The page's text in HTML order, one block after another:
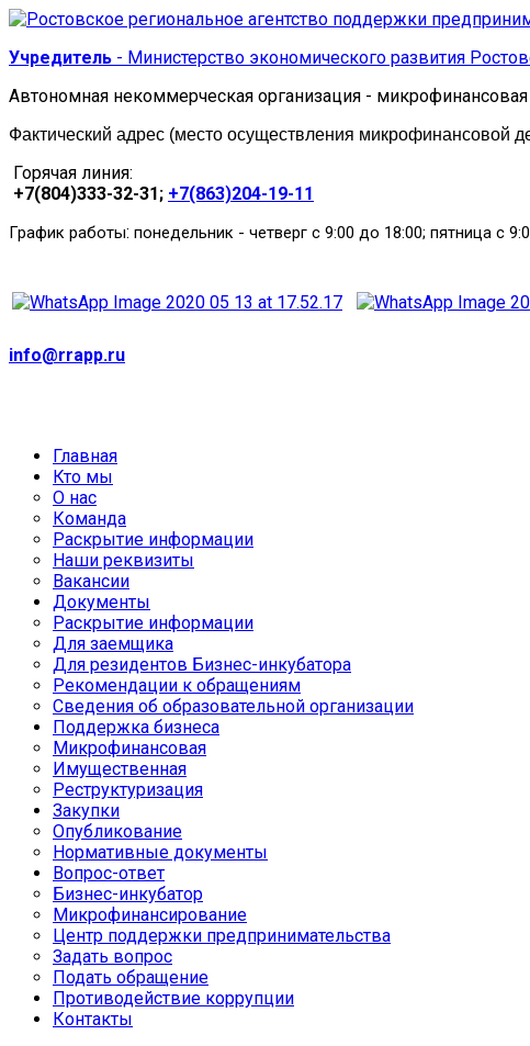
Учредитель - Министерство экономического развития
Автономная некоммерческая организация -
Фактический адрес (место осуществления микрофинансовой
Горячая линия:
+7(804)333-32-31; +7(863)204-19-11
График работы: понедельник - четверг с 9:00 до 18:00; пятница с
info@rrapp.ru
Главная
Кто мы
О нас
Команда
Раскрытие информации
Наши реквизиты
Вакансии
Документы
Раскрытие информации
Для заемщика
Для резидентов Бизнес-инкубатора
Рекомендации к обращениям
Сведения об образовательной организации
Поддержка бизнеса
Микрофинансовая
Имущественная
Реструктуризация
Закупки
Опубликование
Нормативные документы
Вопрос-ответ
Бизнес-инкубатор
Микрофинансирование
Центр поддержки предпринимательства
Задать вопрос
Подать обращение
Противодействие коррупции
Контакты